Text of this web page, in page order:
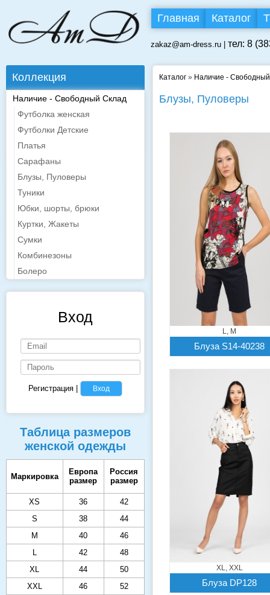
Главная Каталог
zakaz@am-dress.ru | тел: 8
Коллекция
Наличие - Свободный Склад
Футболка женская
Футболки Детские
Платья
Сарафаны
Блузы, Пуловеры
Туники
Юбки, шорты, брюки
Куртки, Жакеты
Сумки
Комбинезоны
Болеро
Вход
Регистрация Вход
Таблица размеров
женской одежды
Маркировка
Европа
размер
Россия
размер
XS 36
42
S
38
44
M
40
46
L
42
48
XL
44
50
XXL
46
52
Каталог » Наличие -
Блузы, Пуловеры
L, M
Блуза S14-40238
XL, XXL
Блуза DP128